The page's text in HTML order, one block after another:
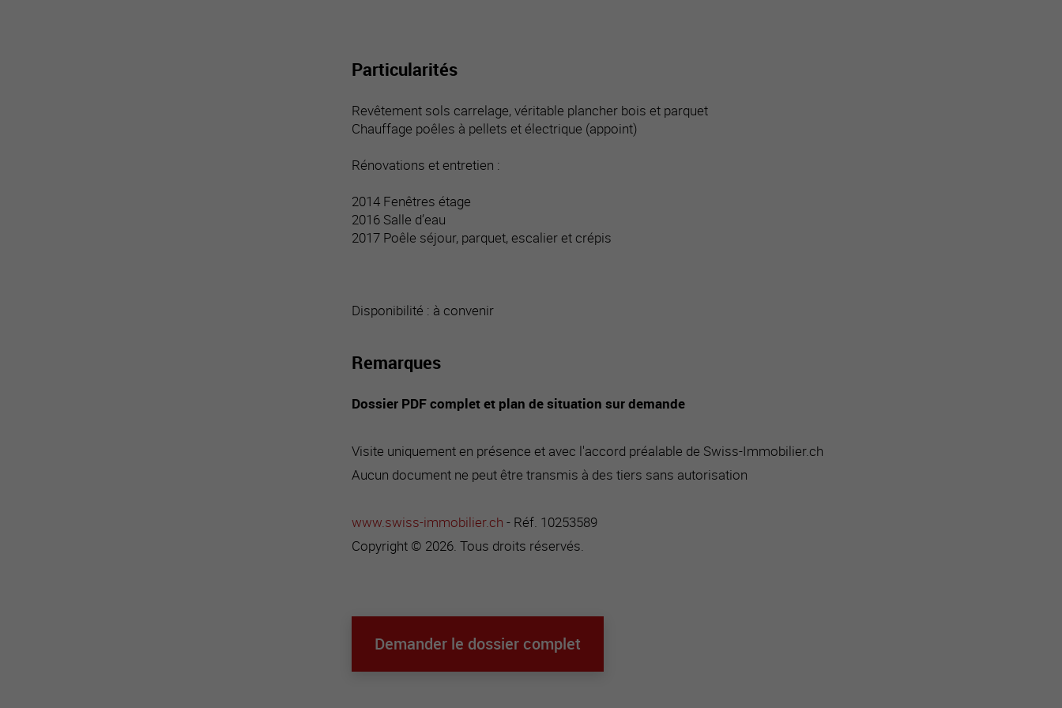
Particularités
Revêtement sols carrelage, véritable plancher bois et parquet
Chauffage poêles à pellets et électrique (appoint)
Rénovations et entretien :
2014 Fenêtres étage
2016 Salle d’eau
2017 Poêle séjour, parquet, escalier et crépis
Disponibilité : à convenir
Remarques
Dossier PDF complet et plan de situation sur demande
Visite uniquement en présence et avec l'accord préalable de Swiss-Immobilier.ch
Aucun document ne peut être transmis à des tiers sans autorisation
www.swiss-immobilier.ch - Réf. 10253589
Copyright © 2026. Tous droits réservés.
Demander le dossier complet